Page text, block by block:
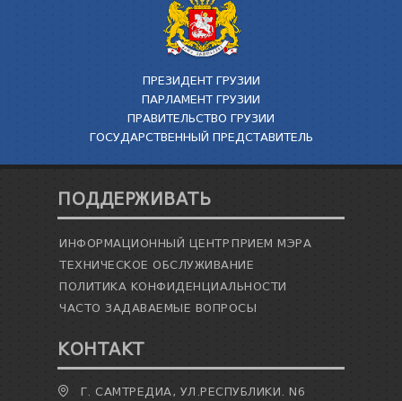
ОТЧЁТ ДЛЯ ПРЕДОСТАВЛЕНИЯ ПРЕЗИДЕНТУ И
УПОЛНОМОЧЕННЫЙ ПО ЗАЩИТЕ
ПЕРСОНАЛЬНЫХ ДАННЫХ
ПРАВОВЕДЧЕСКИЕ РЕШЕНИЯ
ПРАВИЛА ОБЖАЛОВАНИЯ
ПРЕЗИДЕНТ ГРУЗИИ
ПАРЛАМЕНТ ГРУЗИИ
ПРАВИТЕЛЬСТВО ГРУЗИИ
ГОСУДАРСТВЕННЫЙ ПРЕДСТАВИТЕЛЬ
ПОДДЕРЖИВАТЬ
ИНФОРМАЦИОННЫЙ ЦЕНТРПРИЕМ МЭРА
ТЕХНИЧЕСКОЕ ОБСЛУЖИВАНИЕ
ПОЛИТИКА КОНФИДЕНЦИАЛЬНОСТИ
ЧАСТО ЗАДАВАЕМЫЕ ВОПРОСЫ
КОНТАКТ
Г. САМТРЕДИА, УЛ.РЕСПУБЛИКИ. N6